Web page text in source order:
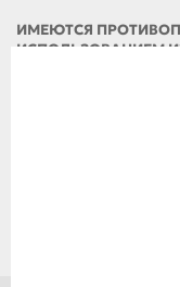
ИМЕЮТСЯ
ИСПОЛЬЗОВАНИЕМ
ОЗНАКОМИТЬСЯ С
ОБРАЩАЕМ ВАШЕ
материалы,
информационный
являются публичной
статьи 437
сайте может